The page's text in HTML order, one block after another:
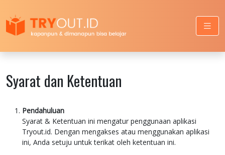
Syarat dan Ketentuan
Pendahuluan
Syarat & Ketentuan ini mengatur penggunaan aplikasi
Tryout.id. Dengan mengakses atau menggunakan aplikasi
ini, Anda setuju untuk terikat oleh ketentuan ini.